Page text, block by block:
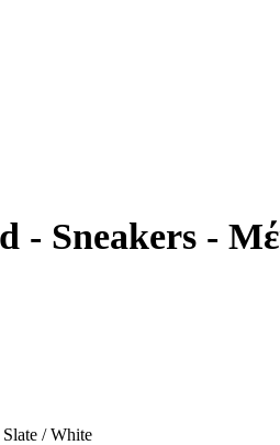
Sneakers -
/ White